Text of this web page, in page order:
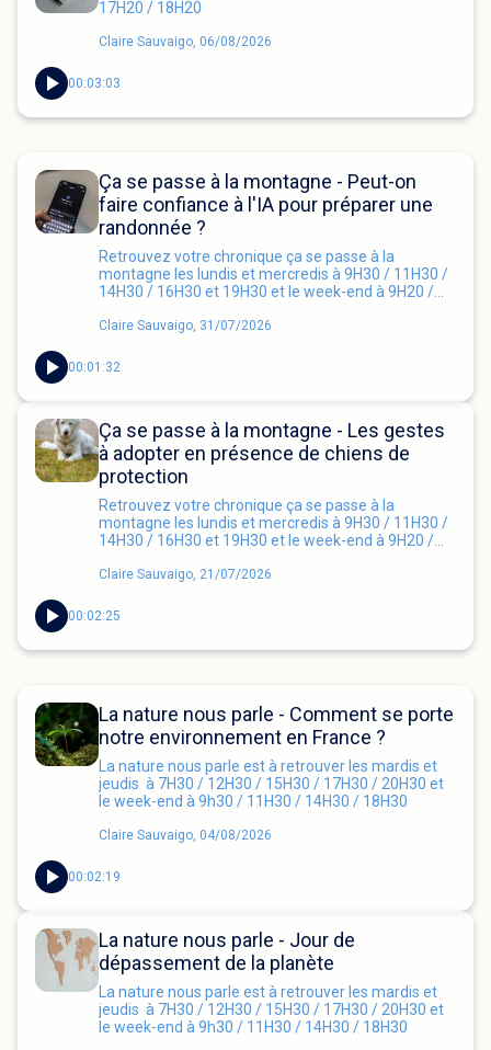
17H20 / 18H20
Claire Sauvaigo, 06/08/2026
00:03:03
Ça se passe à la montagne - Peut-on
faire confiance à l'IA pour préparer une
randonnée ?
Retrouvez votre chronique ça se passe à la
montagne les lundis et mercredis à 9H30 / 11H30 /
14H30 / 16H30 et 19H30 et le week-end à 9H20 /
Claire Sauvaigo, 31/07/2026
00:01:32
Ça se passe à la montagne - Les gestes
à adopter en présence de chiens de
protection
Retrouvez votre chronique ça se passe à la
montagne les lundis et mercredis à 9H30 / 11H30 /
14H30 / 16H30 et 19H30 et le week-end à 9H20 /
Claire Sauvaigo, 21/07/2026
00:02:25
La nature nous parle - Comment se porte
notre environnement en France ?
La nature nous parle est à retrouver les mardis et
jeudis à 7H30 / 12H30 / 15H30 / 17H30 / 20H30 et
le week-end à 9h30 / 11H30 / 14H30 / 18H30
Claire Sauvaigo, 04/08/2026
00:02:19
La nature nous parle - Jour de
dépassement de la planète
La nature nous parle est à retrouver les mardis et
jeudis à 7H30 / 12H30 / 15H30 / 17H30 / 20H30 et
le week-end à 9h30 / 11H30 / 14H30 / 18H30